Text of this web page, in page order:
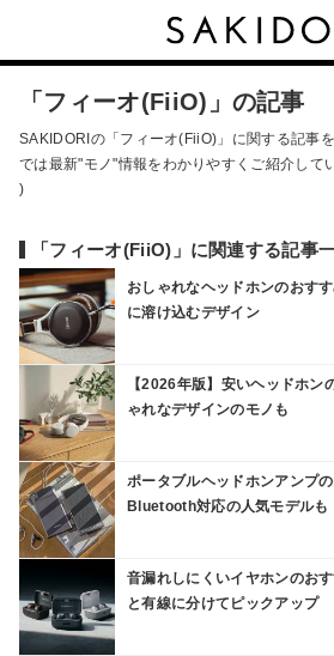
「フィーオ(FiiO)」の記事
SAKIDORIの「フィーオ(FiiO)」に関する記事
では最新"モノ"情報をわかりやすくご紹介して
)
「フィーオ(FiiO)」に関連する記事
おしゃれなヘッドホンのおす
に溶け込むデザイン
【2026年版】安いヘッドホン
ゃれなデザインのモノも
ポータブルヘッドホンアンプの
Bluetooth対応の人気モデルも
音漏れしにくいイヤホンのお
と有線に分けてピックアップ